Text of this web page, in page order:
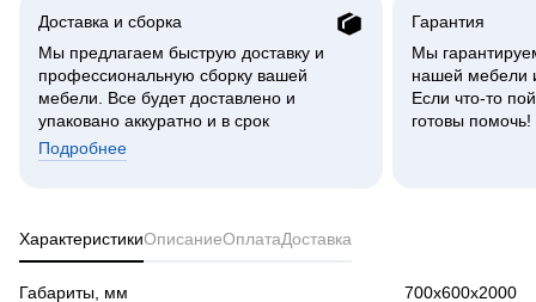
Доставка и сборка
Мы предлагаем быструю доставку и
профессиональную сборку вашей
мебели. Все будет доставлено и
упаковано аккуратно и в срок
Подробнее
Гарантия
Мы
нашей мебели
Если что-то
готовы помочь!
ХарактеристикиОписаниеОплатаДоставка
Габариты, мм 700х600х2000